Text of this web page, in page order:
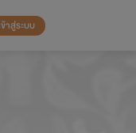
เข้าสู่ระบบ